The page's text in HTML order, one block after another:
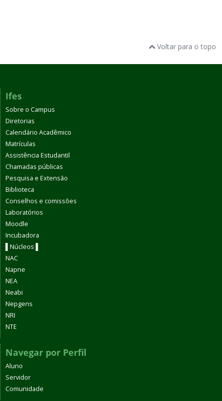
Voltar para o topo
Ifes
Sobre o Campus
Diretorias
Calendário Acadêmico
Matrículas
Assistência Estudantil
Chamadas públicas
Pesquisa e Extensão
Biblioteca
Conselhos e comissões
Laboratórios
Moodle
Incubadora
▌Núcleos ▌
NAC
Napne
NEA
Neabi
Nepgens
NRI
NTE
Navegar por Perfil
Aluno
Servidor
Comunidade